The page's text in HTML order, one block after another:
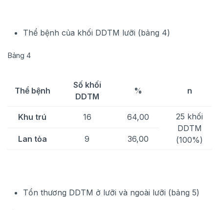
Thể bệnh của khối DDTM lưỡi (bảng 4)
Bảng 4
Thể bệnh
Số khối
DDTM
% n
Khu trú 16 64,00
25 khối
DDTM
(100%)
Lan tỏa 9 36,00
Tổn thương DDTM ở lưỡi và ngoài lưỡi (bảng 5)